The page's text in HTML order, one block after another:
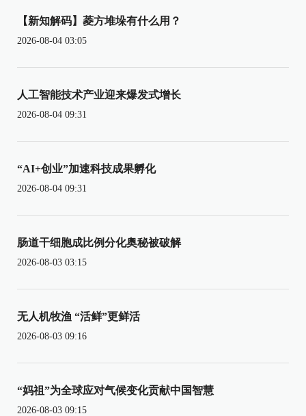
【新知解码】菱方堆垛有什么用？
2026-08-04 03:05
人工智能技术产业迎来爆发式增长
2026-08-04 09:31
“AI+创业”加速科技成果孵化
2026-08-04 09:31
肠道干细胞成比例分化奥秘被破解
2026-08-03 03:15
无人机牧渔 “活鲜”更鲜活
2026-08-03 09:16
“妈祖”为全球应对气候变化贡献中国智慧
2026-08-03 09:15